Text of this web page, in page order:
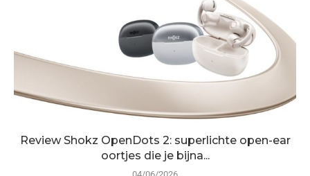
Review Shokz OpenDots 2: superlichte open-ear
oortjes die je bijna...